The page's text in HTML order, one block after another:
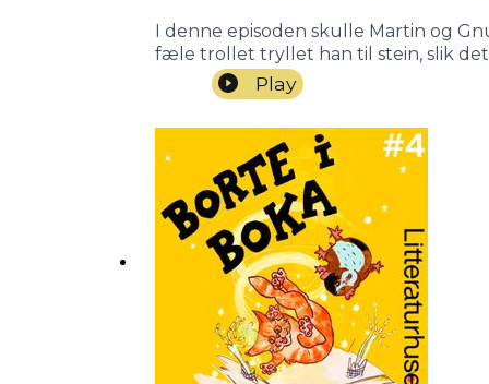
I denne episoden skulle Martin og
fæle trollet tryllet han til stein, slik
for å redde Gnurre?Prisbelønte
Likevel tar han seg tid til å komme
Mulegutten/Trollet: Petter
Litteraturhuset.
Play